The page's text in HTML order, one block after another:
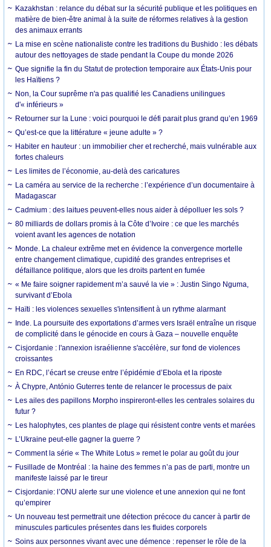
Kazakhstan : relance du débat sur la sécurité publique et les politiques en
matière de bien-être animal à la suite de réformes relatives à la gestion
des animaux errants
La mise en scène nationaliste contre les traditions du Bushido : les débats
autour des nettoyages de stade pendant la Coupe du monde 2026
Que signifie la fin du Statut de protection temporaire aux États-Unis pour
les Haïtiens ?
Non, la Cour suprême n'a pas qualifié les Canadiens unilingues
d'« inférieurs »
Retourner sur la Lune : voici pourquoi le défi parait plus grand qu’en 1969
Qu’est-ce que la littérature « jeune adulte » ?
Habiter en hauteur : un immobilier cher et recherché, mais vulnérable aux
fortes chaleurs
Les limites de l’économie, au-delà des caricatures
La caméra au service de la recherche : l’expérience d’un documentaire à
Madagascar
Cadmium : des laitues peuvent-elles nous aider à dépolluer les sols ?
80 milliards de dollars promis à la Côte d’Ivoire : ce que les marchés
voient avant les agences de notation
Monde. La chaleur extrême met en évidence la convergence mortelle
entre changement climatique, cupidité des grandes entreprises et
défaillance politique, alors que les droits partent en fumée
« Me faire soigner rapidement m’a sauvé la vie » : Justin Singo Nguma,
survivant d’Ebola
Haïti : les violences sexuelles s'intensifient à un rythme alarmant
Inde. La poursuite des exportations d’armes vers Israël entraîne un risque
de complicité dans le génocide en cours à Gaza – nouvelle enquête
Cisjordanie : l'annexion israélienne s'accélère, sur fond de violences
croissantes
En RDC, l’écart se creuse entre l’épidémie d’Ebola et la riposte
À Chypre, António Guterres tente de relancer le processus de paix
Les ailes des papillons Morpho inspireront-elles les centrales solaires du
futur ?
Les halophytes, ces plantes de plage qui résistent contre vents et marées
L’Ukraine peut-elle gagner la guerre ?
Comment la série « The White Lotus » remet le polar au goût du jour
Fusillade de Montréal : la haine des femmes n’a pas de parti, montre un
manifeste laissé par le tireur
Cisjordanie: l’ONU alerte sur une violence et une annexion qui ne font
qu’empirer
Un nouveau test permettrait une détection précoce du cancer à partir de
minuscules particules présentes dans les fluides corporels
Soins aux personnes vivant avec une démence : repenser le rôle de la